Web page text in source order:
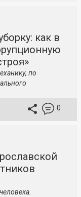
как в
по
0